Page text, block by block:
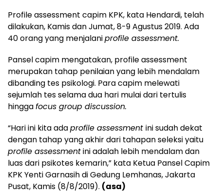
Profile assessment capim KPK, kata Hendardi, telah
dilakukan, Kamis dan Jumat, 8-9 Agustus 2019. Ada
40 orang yang menjalaniprofile assessment.
Pansel capim mengatakan, profile assessment
merupakan tahap penilaian yang lebih mendalam
dibanding tes psikologi. Para capim melewati
sejumlah tes selama dua hari mulai dari tertulis
hinggafocus group discussion.
“Hari ini kita adaprofile assessment ini sudah dekat
dengan tahap yang akhir dari tahapan seleksi yaitu
profile assessmentini adalah lebih mendalam dan
luas dari psikotes kemarin,” kata Ketua Pansel Capim
KPK Yenti Garnasih di Gedung Lemhanas, Jakarta
Pusat, Kamis (8/8/2019). (asa)